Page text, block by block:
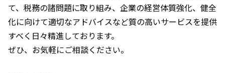
て、税務の諸問題に取り組み、企業の経営体質強化、健全
化に向けて適切なアドバイスなど質の高いサービスを提供
すべく日々精進しております。
ぜひ、お気軽にご相談ください。